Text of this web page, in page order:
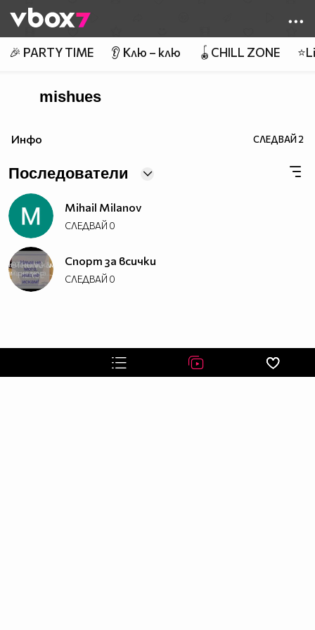
👾
🎉 PARTY TIME 👂 Клю – клю 🪀CHILL ZONE
mishues
Инфо СЛЕДВАЙ2
Последователи
Mihail Milanov
СЛЕДВАЙ 0
Спорт за всички
СЛЕДВАЙ 0